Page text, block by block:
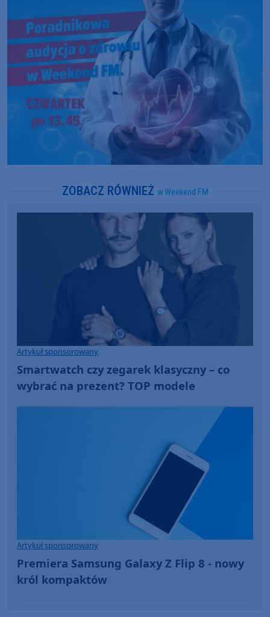
ZOBACZ RÓWNIEŻ w Weekend FM
Artykuł sponsorowany
Smartwatch czy zegarek klasyczny – co
wybrać na prezent? TOP modele
Artykuł sponsorowany
Premiera Samsung Galaxy Z Flip 8 - nowy
król kompaktów